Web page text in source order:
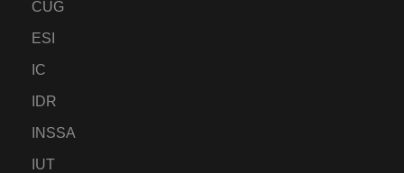
CUG
ESI
IC
IDR
INSSA
IUT